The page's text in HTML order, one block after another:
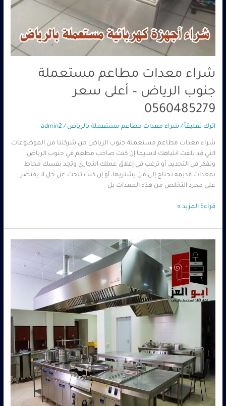
شراء معدات مطاعم مستعملة
جنوب الرياض – أعلى سعر
0560485279
اترك تعليقاً / شراء معدات مطاعم مستعملة بالرياض /
admin2
شراء معدات مطاعم مستعملة جنوب الرياض من شركتنا من الموضوعات
التي قد تلفت انتباهك لاسيما إن كنت صاحب مطعم في جنوب الرياض
وتفكر في التجديد، أو ترغب في إغلاق عملك التجاري وتجد نفسك محاط
بمعدات قديمة تحتاج إلى من يشتريها، أو إن كنت تبحث عن حل لا يقتصر
على مجرد التخلص من هذه المعدات بل
قراءة المزيد »
معدات
مطاعم
مستعملة
شرق
الرياض
كاش